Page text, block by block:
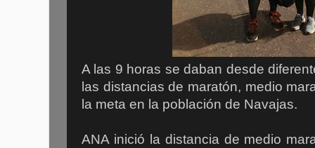
A las 9 horas se daban desde
las distancias de maratón, medio
la meta en la población de Navajas.
ANA inició la distancia de medio